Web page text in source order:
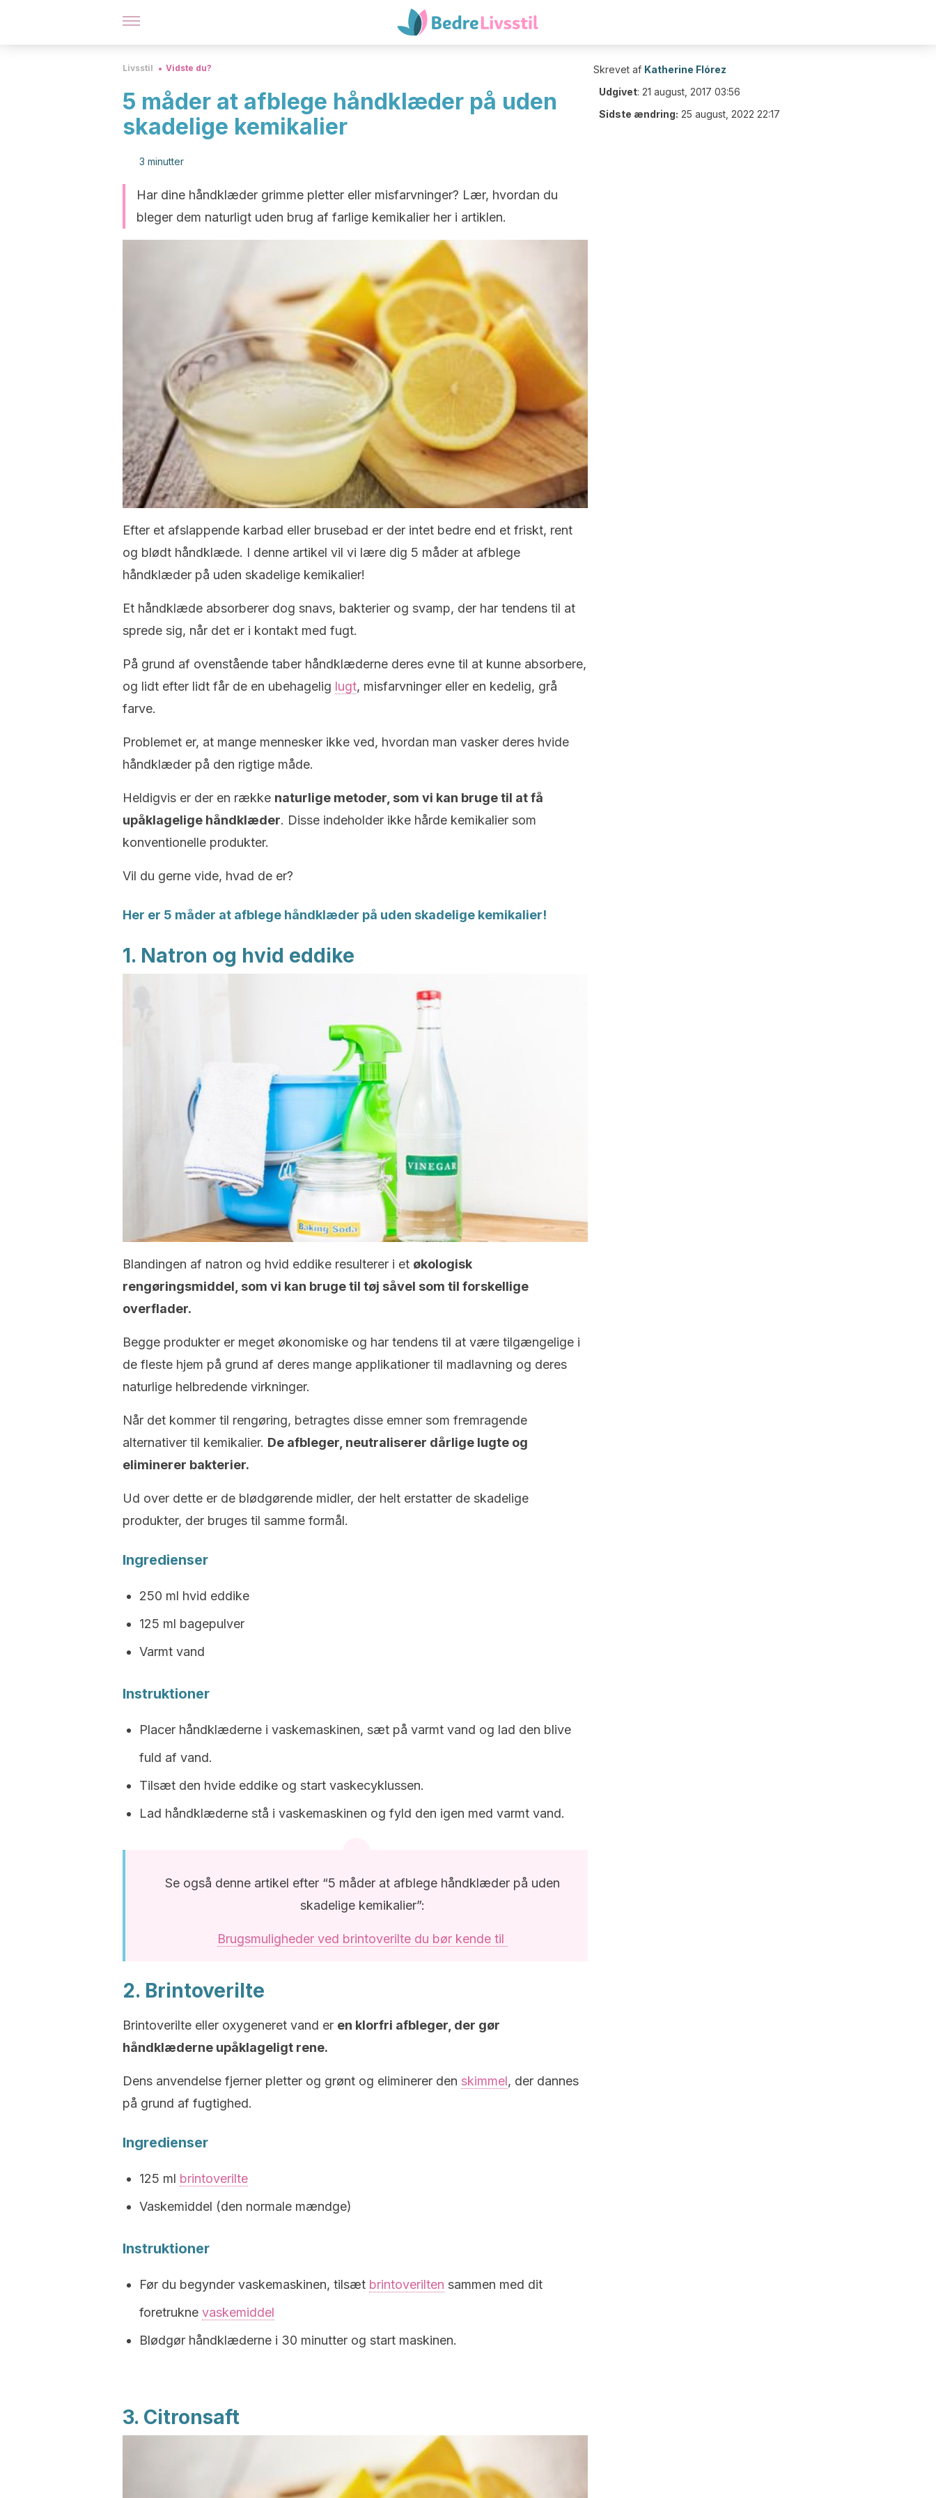
Livsstil Vidste du?
5 måder at afblege håndklæder på uden
skadelige kemikalier
3 minutter
Har dine håndklæder grimme pletter eller misfarvninger? Lær, hvordan du
bleger dem naturligt uden brug af farlige kemikalier her i artiklen.
Efter et afslappende karbad eller brusebad er der intet bedre end et friskt, rent
og blødt håndklæde. I denne artikel vil vi lære dig 5 måder at afblege
håndklæder på uden skadelige kemikalier!
Et håndklæde absorberer dog snavs, bakterier og svamp, der har tendens til at
sprede sig, når det er i kontakt med fugt.
På grund af ovenstående taber håndklæderne deres evne til at kunne absorbere,
og lidt efter lidt får de en ubehagelig lugt, misfarvninger eller en kedelig, grå
farve.
Problemet er, at mange mennesker ikke ved, hvordan man vasker deres hvide
håndklæder på den rigtige måde.
Heldigvis er der en række naturlige metoder, som vi kan bruge til at få
upåklagelige håndklæder. Disse indeholder ikke hårde kemikalier som
konventionelle produkter.
Vil du gerne vide, hvad de er?
Her er 5 måder at afblege håndklæder på uden skadelige kemikalier!
1. Natron og hvid eddike
Blandingen af ​​natron og hvid eddike resulterer i et økologisk
rengøringsmiddel, som vi kan bruge til tøj såvel som til forskellige
overflader.
Begge produkter er meget økonomiske og har tendens til at være tilgængelige i
de fleste hjem på grund af deres mange applikationer til madlavning og deres
naturlige helbredende virkninger.
Når det kommer til rengøring, betragtes disse emner som fremragende
alternativer til kemikalier. De afbleger, neutraliserer dårlige lugte og
eliminerer bakterier.
Ud over dette er de blødgørende midler, der helt erstatter de skadelige
produkter, der bruges til samme formål.
Ingredienser
250 ml hvid eddike
125 ml bagepulver
Varmt vand
Instruktioner
Placer håndklæderne i vaskemaskinen, sæt på varmt vand og lad den blive
fuld af vand.
Tilsæt den hvide eddike og start vaskecyklussen.
Lad håndklæderne stå i vaskemaskinen og fyld den igen med varmt vand.
Se også denne artikel efter “5 måder at afblege håndklæder på uden
skadelige kemikalier”:
Brugsmuligheder ved brintoverilte du bør kende til
2. Brintoverilte
Brintoverilte eller oxygeneret vand er en klorfri afbleger, der gør
håndklæderne upåklageligt rene.
Dens anvendelse fjerner pletter og grønt og eliminerer den skimmel, der dannes
på grund af fugtighed.
Ingredienser
125 ml brintoverilte
Vaskemiddel (den normale mændge)
Instruktioner
Før du begynder vaskemaskinen, tilsæt brintoverilten sammen med dit
foretrukne vaskemiddel
Blødgør håndklæderne i 30 minutter og start maskinen.
3. Citronsaft
Skrevet af Katherine Flórez
Udgivet: 21 august, 2017 03:56
Sidste ændring: 25 august, 2022 22:17